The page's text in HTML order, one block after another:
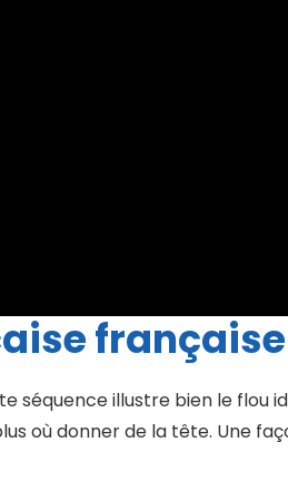
française
séquence illustre bien le flou
où donner de la tête. Une